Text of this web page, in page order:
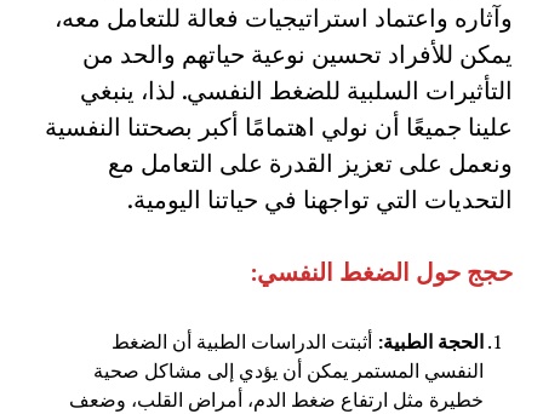
وآثاره واعتماد استراتيجيات فعالة للتعامل معه،
يمكن للأفراد تحسين نوعية حياتهم والحد من
التأثيرات السلبية للضغط النفسي. لذا، ينبغي
علينا جميعًا أن نولي اهتمامًا أكبر بصحتنا النفسية
ونعمل على تعزيز القدرة على التعامل مع
التحديات التي تواجهنا في حياتنا اليومية.
حجج حول الضغط النفسي:
الحجة الطبية: أثبتت الدراسات الطبية أن الضغط
النفسي المستمر يمكن أن يؤدي إلى مشاكل صحية
خطيرة مثل ارتفاع ضغط الدم، أمراض القلب، وضعف